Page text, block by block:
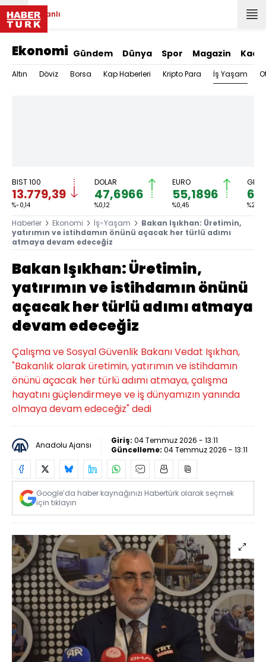
Canlı
Ekonomi Gündem Dünya Spor Magazin
Altın Döviz Borsa Kap Haberleri Kripto Para İş Yaşam
BIST 100
13.779,39
%-0,14
DOLAR
47,6966
%0,12
EURO
55,1896
%0,45 %2,59
Haberler Ekonomi İş-Yaşam
Bakan Işıkhan: Üretimin,
yatırımın ve istihdamın önünü açacak her türlü adımı
atmaya devam edeceğiz
Bakan Işıkhan: Üretimin,
yatırımın ve istihdamın önünü
açacak her türlü adımı atmaya
devam edeceğiz
Çalışma ve Sosyal Güvenlik Bakanı Vedat Işıkhan,
"Bakanlık olarak üretimin, yatırımın ve istihdamın
önünü açacak her türlü adımı atmaya, çalışma
hayatını güçlendirmeye ve iş dünyamızın yanında
olmaya devam edeceğiz" dedi
Anadolu Ajansı Giriş: 04 Temmuz 2026 - 13:11
Güncelleme: 04 Temmuz 2026 - 13:11
Google’da haber kaynağınızı Habertürk olarak seçmek
için tıklayın